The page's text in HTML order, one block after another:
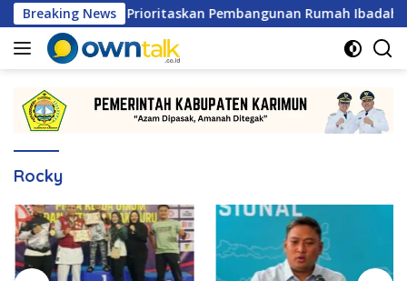
Langsung
ke
konten
Breaking News
Lestari, Prioritaskan Pembangunan Rumah Ibadah
Rocky